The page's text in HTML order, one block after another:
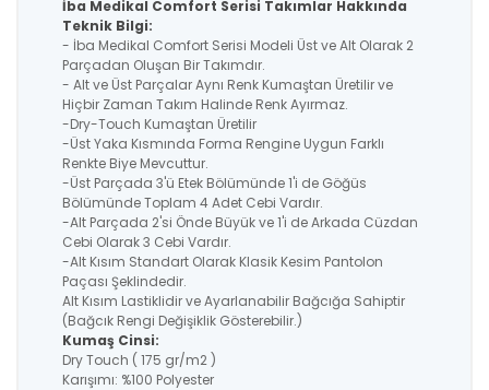
İba Medikal Comfort Serisi Takımlar Hakkında
Teknik Bilgi:
- İba Medikal Comfort Serisi Modeli Üst ve Alt Olarak 2
Parçadan Oluşan Bir Takımdır.
- Alt ve Üst Parçalar Aynı Renk Kumaştan Üretilir ve
Hiçbir Zaman Takım Halinde Renk Ayırmaz.
-Dry-Touch Kumaştan Üretilir
-Üst Yaka Kısmında Forma Rengine Uygun Farklı
Renkte Biye Mevcuttur.
-Üst Parçada 3'ü Etek Bölümünde 1'i de Göğüs
Bölümünde Toplam 4 Adet Cebi Vardır.
-Alt Parçada 2'si Önde Büyük ve 1'i de Arkada Cüzdan
Cebi Olarak 3 Cebi Vardır.
-Alt Kısım Standart Olarak Klasik Kesim Pantolon
Paçası Şeklindedir.
Alt Kısım Lastiklidir ve Ayarlanabilir Bağcığa Sahiptir
(Bağcık Rengi Değişiklik Gösterebilir.)
Kumaş Cinsi:
Dry Touch ( 175 gr/m2 )
Karışımı: %100 Polyester